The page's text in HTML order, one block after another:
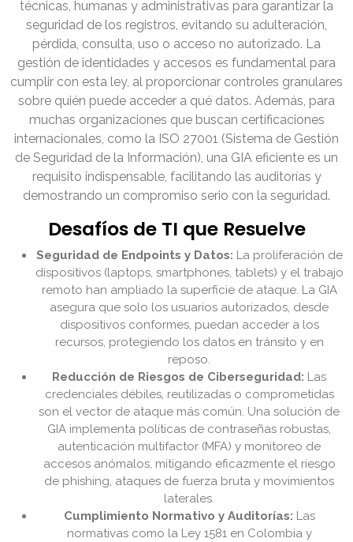
técnicas, humanas y administrativas para garantizar la
seguridad de los registros, evitando su adulteración,
pérdida, consulta, uso o acceso no autorizado. La
gestión de identidades y accesos es fundamental para
cumplir con esta ley, al proporcionar controles granulares
sobre quién puede acceder a qué datos. Además, para
muchas organizaciones que buscan certificaciones
internacionales, como la ISO 27001 (Sistema de Gestión
de Seguridad de la Información), una GIA eficiente es un
requisito indispensable, facilitando las auditorías y
demostrando un compromiso serio con la seguridad.
Desafíos de TI que Resuelve
Seguridad de Endpoints y Datos: La proliferación de
dispositivos (laptops, smartphones, tablets) y el trabajo
remoto han ampliado la superficie de ataque. La GIA
asegura que solo los usuarios autorizados, desde
dispositivos conformes, puedan acceder a los
recursos, protegiendo los datos en tránsito y en
reposo.
Reducción de Riesgos de Ciberseguridad: Las
credenciales débiles, reutilizadas o comprometidas
son el vector de ataque más común. Una solución de
GIA implementa políticas de contraseñas robustas,
autenticación multifactor (MFA) y monitoreo de
accesos anómalos, mitigando eficazmente el riesgo
de phishing, ataques de fuerza bruta y movimientos
laterales.
Cumplimiento Normativo y Auditorías: Las
normativas como la Ley 1581 en Colombia y